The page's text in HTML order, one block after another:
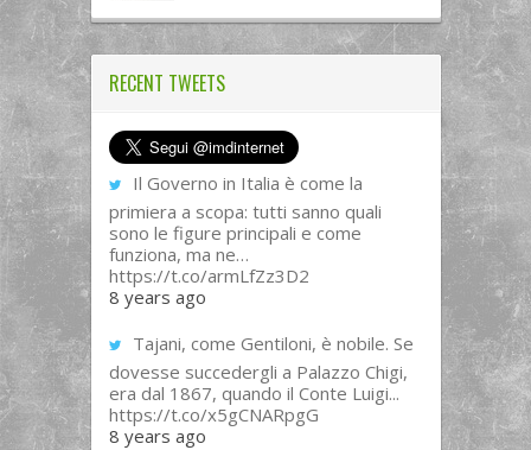
RECENT TWEETS
Il Governo in Italia è come la
primiera a scopa: tutti sanno quali
sono le figure principali e come
funziona, ma ne…
https://t.co/armLfZz3D2
8 years ago
Tajani, come Gentiloni, è nobile. Se
dovesse succedergli a Palazzo Chigi,
era dal 1867, quando il Conte Luigi...
https://t.co/x5gCNARpgG
8 years ago